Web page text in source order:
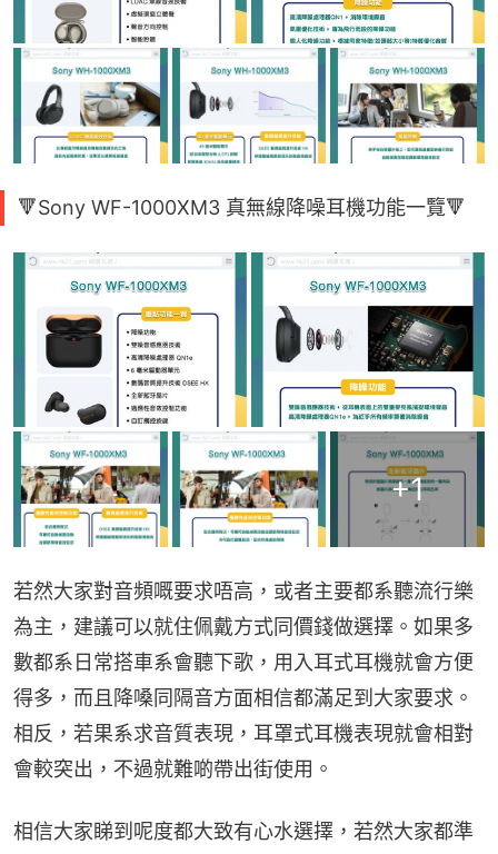
🔻Sony WF-1000XM3 真無線降噪耳機功能一覽🔻
+1
若然大家對音頻嘅要求唔高，或者主要都系聽流行樂
為主，建議可以就住佩戴方式同價錢做選擇。如果多
數都系日常搭車系會聽下歌，用入耳式耳機就會方便
得多，而且降嗓同隔音方面相信都滿足到大家要求。
相反，若果系求音質表現，耳罩式耳機表現就會相對
會較突出，不過就難啲帶出街使用。
相信大家睇到呢度都大致有心水選擇，若然大家都準